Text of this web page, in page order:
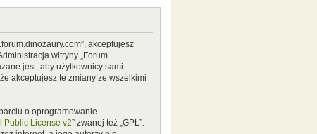
akceptujesz
witryny „Forum
jest, aby użytkownicy sami
akceptujesz te zmiany ze wszelkimi
o oprogramowanie
Public License v2” zwanej też „GPL”.